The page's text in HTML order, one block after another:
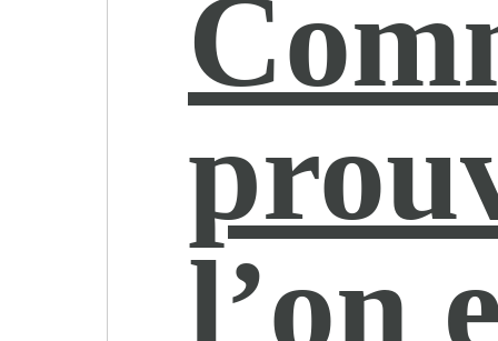
l’on